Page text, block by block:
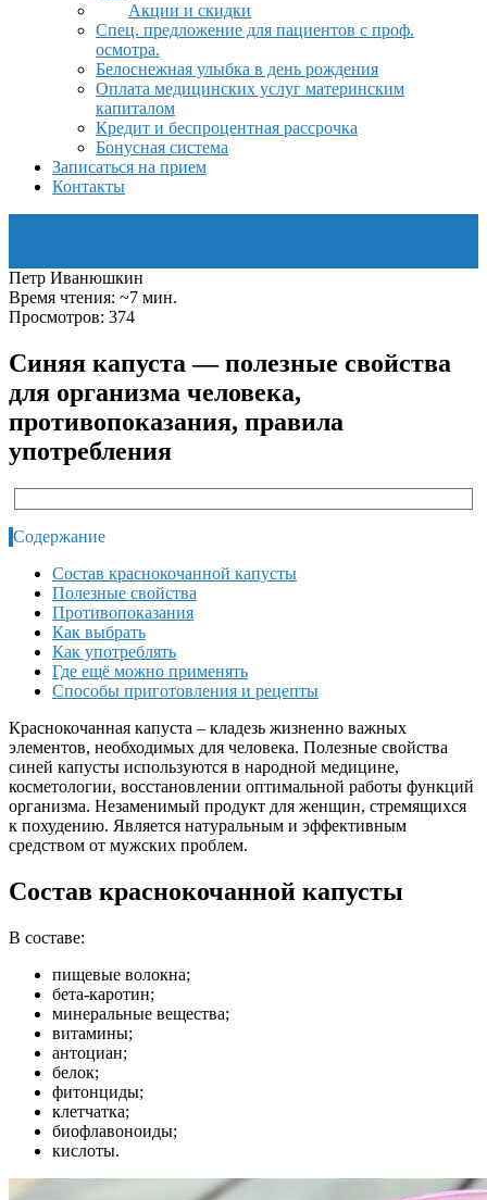
Акции и скидки
Спец. предложение для пациентов с проф.
осмотра.
Белоснежная улыбка в день рождения
Оплата медицинских услуг материнским
капиталом
Кредит и беспроцентная рассрочка
Бонусная система
Записаться на прием
Контакты
Петр Иванюшкин
Время чтения: ~7 мин.
Просмотров: 374
Синяя капуста — полезные свойства
для организма человека,
противопоказания, правила
употребления
Содержание
Состав краснокочанной капусты
Полезные свойства
Противопоказания
Как выбрать
Как употреблять
Где ещё можно применять
Способы приготовления и рецепты
Краснокочанная капуста – кладезь жизненно важных
элементов, необходимых для человека. Полезные свойства
синей капусты используются в народной медицине,
косметологии, восстановлении оптимальной работы функций
организма. Незаменимый продукт для женщин, стремящихся
к похудению. Является натуральным и эффективным
средством от мужских проблем.
Состав краснокочанной капусты
В составе:
пищевые волокна;
бета-каротин;
минеральные вещества;
витамины;
антоциан;
белок;
фитонциды;
клетчатка;
биофлавоноиды;
кислоты.